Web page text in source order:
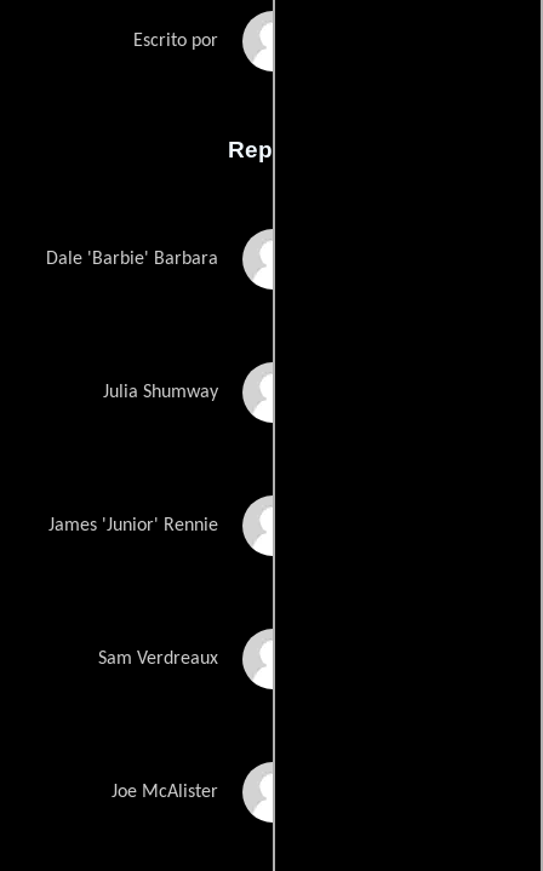
Escrito por
Reparto
Dale 'Barbie' Barbara
Julia Shumway
James 'Junior' Rennie
Sam Verdreaux
Joe McAlister